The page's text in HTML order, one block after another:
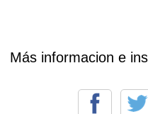
Más informacion e